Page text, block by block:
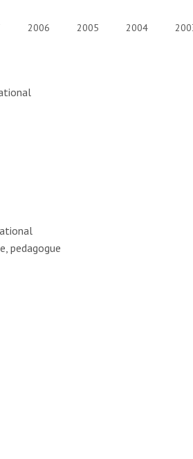
2006 2005 2004
pedagogue